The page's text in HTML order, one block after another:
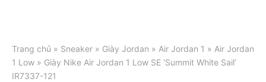
Trang chủ » Sneaker » Giày Jordan » Air Jordan 1 » Air Jordan
1 Low » Giày Nike Air Jordan 1 Low SE ‘Summit White Sail’
IR7337-121